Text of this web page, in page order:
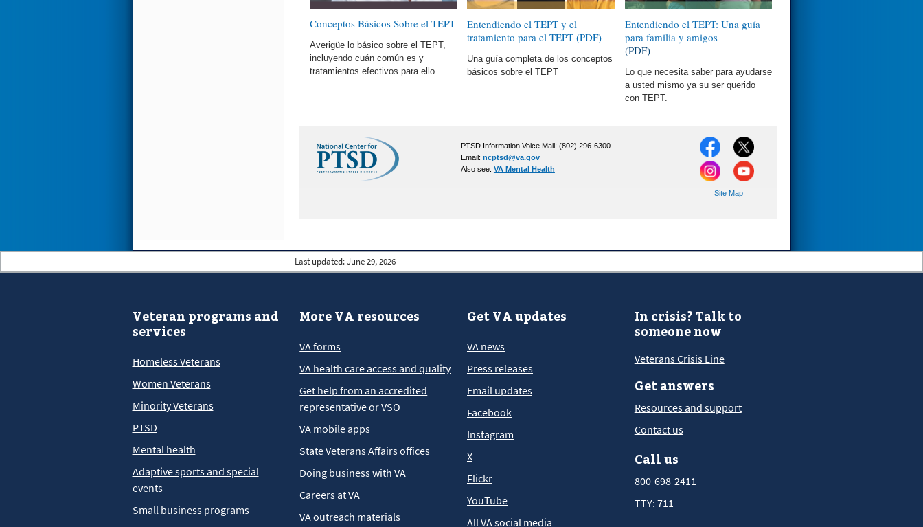
Conceptos Básicos Sobre el TEPT
Averigüe lo básico sobre el TEPT,
incluyendo cuán común es y
tratamientos efectivos para ello.
Entendiendo el TEPT y el
tratamiento para el TEPT (PDF)
Una guía completa de los conceptos
básicos sobre el TEPT
Entendiendo el TEPT: Una guía
para familia y amigos
(PDF)
Lo que necesita saber para ayudarse
a usted mismo ya su ser querido
con TEPT.
PTSD Information Voice Mail: (802) 296-6300
Email: ncptsd@va.gov
Also see: VA Mental Health
Site Map
Last updated: June 29, 2026
Veteran programs and
services
Homeless Veterans
Women Veterans
Minority Veterans
PTSD
Mental health
Adaptive sports and special
events
Small business programs
More VA resources
VA forms
VA health care access and quality
Get help from an accredited
representative or VSO
VA mobile apps
State Veterans Affairs offices
Doing business with VA
Careers at VA
VA outreach materials
Get VA updates
VA news
Press releases
Email updates
Facebook
Instagram
X
Flickr
YouTube
All VA social media
In crisis? Talk to
someone now
Veterans Crisis Line
Get answers
Resources and support
Contact us
Call us
800-698-2411
TTY: 711